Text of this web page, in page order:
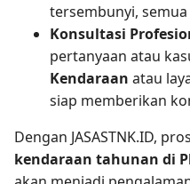
tersembunyi,
Konsultasi
pertanyaan atau
Kendaraan atau
siap memberikan
Dengan JASASTNK.ID,
kendaraan tahunan di